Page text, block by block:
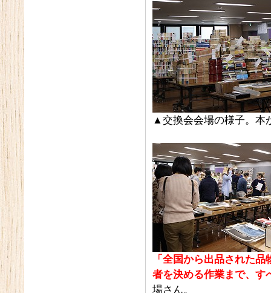
▲交換会会場の様子。本
「全国から出品された
者を決める作業まで、す
場さん。